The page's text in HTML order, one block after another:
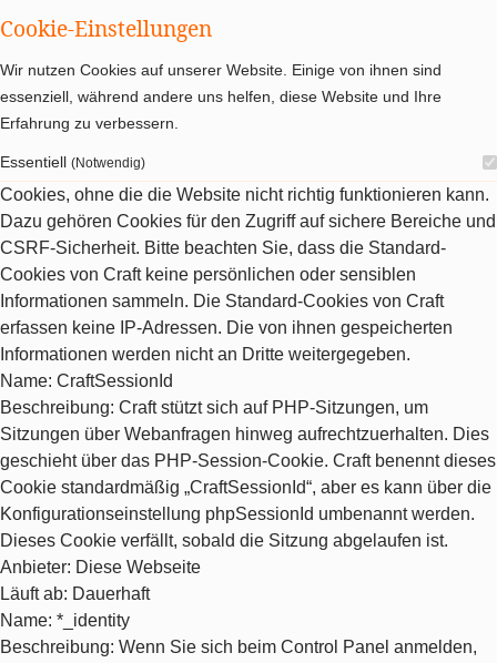
Cookie-Einstellungen
Wir nutzen Cookies auf unserer Website. Einige von ihnen sind
essenziell, während andere uns helfen, diese Website und Ihre
Erfahrung zu verbessern.
Essentiell (Notwendig)
Cookies, ohne die die Website nicht richtig funktionieren kann.
Dazu gehören Cookies für den Zugriff auf sichere Bereiche und
CSRF-Sicherheit. Bitte beachten Sie, dass die Standard-
Cookies von Craft keine persönlichen oder sensiblen
Informationen sammeln. Die Standard-Cookies von Craft
erfassen keine IP-Adressen. Die von ihnen gespeicherten
Informationen werden nicht an Dritte weitergegeben.
Name: CraftSessionId
Beschreibung: Craft stützt sich auf PHP-Sitzungen, um
Sitzungen über Webanfragen hinweg aufrechtzuerhalten. Dies
geschieht über das PHP-Session-Cookie. Craft benennt dieses
Cookie standardmäßig „CraftSessionId“, aber es kann über die
Konfigurationseinstellung phpSessionId umbenannt werden.
Dieses Cookie verfällt, sobald die Sitzung abgelaufen ist.
Anbieter: Diese Webseite
Läuft ab: Dauerhaft
Name: *_identity
Beschreibung: Wenn Sie sich beim Control Panel anmelden,